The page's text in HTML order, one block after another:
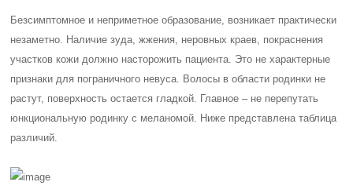
Безсимптомное и неприметное образование, возникает практически
незаметно. Наличие зуда, жжения, неровных краев, покраснения
участков кожи должно насторожить пациента. Это не характерные
признаки для пограничного невуса. Волосы в области родинки не
растут, поверхность остается гладкой. Главное – не перепутать
юнкциональную родинку с меланомой. Ниже представлена таблица
различий.